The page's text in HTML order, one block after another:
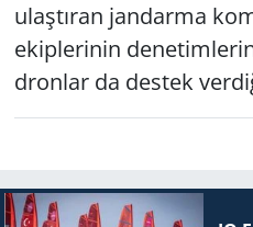
ulaştıran jandarma
ekiplerinin
dronlar da destek